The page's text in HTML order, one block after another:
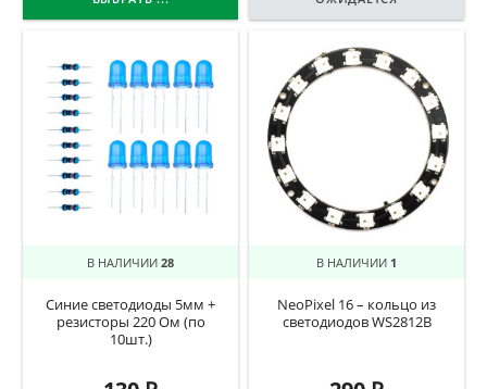
В НАЛИЧИИ 28
Синие светодиоды 5мм +
резисторы 220 Ом (по
10шт.)
В НАЛИЧИИ 1
NeoPixel 16 – кольцо из
светодиодов WS2812B